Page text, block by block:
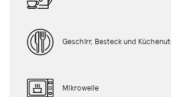
Geschirr, Besteck und
Mikrowelle